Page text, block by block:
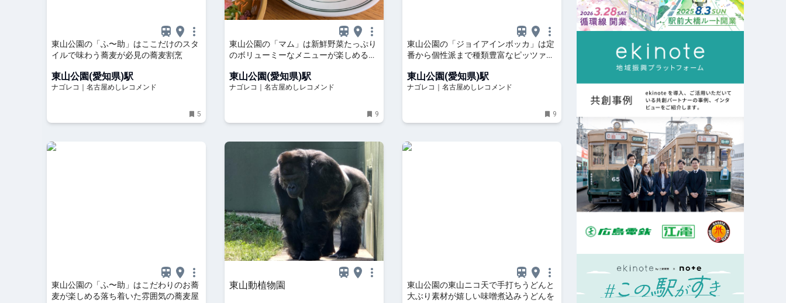
東山公園の「ふ〜助」はここだけのスタ
イルで味わう蕎麦が必見の蕎麦割烹
東山公園(愛知県)駅
ナゴレコ｜名古屋めしレコメンド
5
東山公園の「マム」は新鮮野菜たっぷり
のボリューミーなメニューが楽しめるカ
東山公園(愛知県)駅
ナゴレコ｜名古屋めしレコメンド
9
東山公園の「ジョイアインボッカ」は定
番から個性派まで種類豊富なピッツァが
東山公園(愛知県)駅
ナゴレコ｜名古屋めしレコメンド
9
東山公園の「ふ〜助」はこだわりのお蕎
麦が楽しめる落ち着いた雰囲気の蕎麦屋
東山動植物園
東山公園の東山ニコ天で手打ちうどんと
大ぶり素材が嬉しい味噌煮込みうどんを